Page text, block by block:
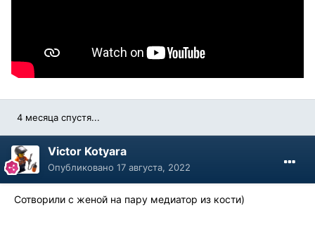
4 месяца спустя...
Victor Kotyara
Опубликовано 17 августа, 2022
Сотворили с женой на пару медиатор из кости)